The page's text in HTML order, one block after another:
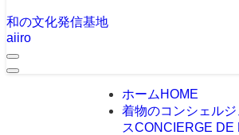
和の文化発信基地
aiiro
ホーム HOME
着物のコンシェル
スCONCIERGE DE